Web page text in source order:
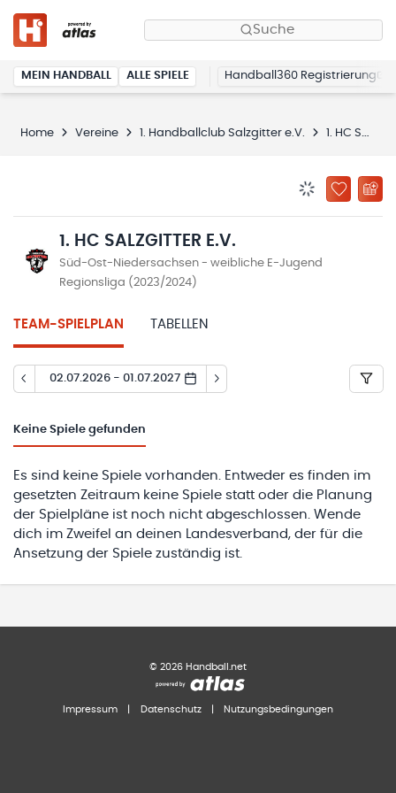
Suche
MEIN HANDBALL ALLE SPIELE Handball360 Registrierung
Home Vereine 1. Handballclub Salzgitter e.V. 1. HC Salzgitter e.V.
ZU
1. HC SALZGITTER E.V.
Süd-Ost-Niedersachsen - weibliche E-Jugend
Regionsliga (2023/2024)
TEAM-SPIELPLAN TABELLEN
02.07.2026 - 01.07.2027
Keine Spiele gefunden
Es sind keine Spiele vorhanden. Entweder es finden im
gesetzten Zeitraum keine Spiele statt oder die Planung
der Spielpläne ist noch nicht abgeschlossen. Wende
dich im Zweifel an deinen Landesverband, der für die
Ansetzung der Spiele zuständig ist.
© 2026 Handball.net
Impressum Datenschutz Nutzungsbedingungen